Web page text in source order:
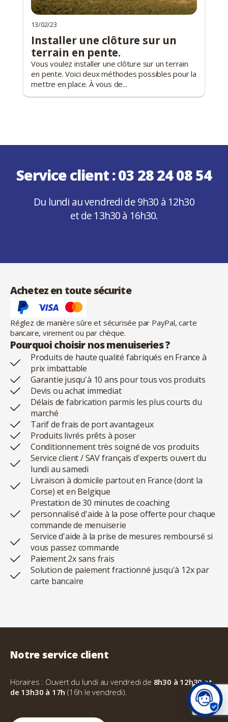
13/02/23
Installer une clôture sur un
terrain en pente.
Vous voulez installer une clôture sur un terrain
en pente. Voici deux méthodes possibles pour la
mettre en place. À vous de...
Service client :03 28 24 08 54
Du lundi au vendredi de 9h30 à 12h30
et de 13h30 à 16h30.
Achetez en toute sécurite
Réglez de manière sûre et sécurisée par PayPal, carte
bancaire, virement ou par chèque.
Pourquoi choisir nos menuiseries ?
Produits de haute qualité fabriqués en France à
prix imbattable
Garantie jusqu'à 10 ans pour tous vos produits
Devis ou achat immediat
Délais de fabrication parmis les plus courts du
marché
Tarif de frais de port avantageux
Produits livrés prêts à poser
Conditionnement très soigné de vos produits
Service client / SAV français d'experts ouvert du
lundi au samedi
Livraison à domicile partout en France (dont la
Corse) et en Belgique
Prestation de 30 minutes de coaching
personnalisé d'aide à la pose offerte pour chaque
commande de menuiserie
Service d'aide à la prise de mesures remboursé si
vous passez commande
Paiement 2x sans frais
Solution de paiement fractionné jusqu'à 12x par
carte bancaire
Notre service client
Horaires : Ouvert du lundi au vendredi de 8h30 à 12h30 et
de 13h30 à 17h(16h le vendredi).